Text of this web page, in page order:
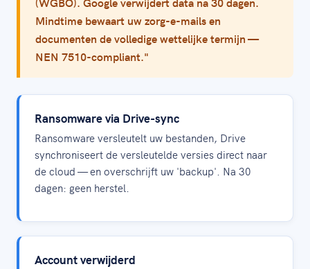
Mindtime bewaart uw zorg-e-mails en
documenten de volledige wettelijke termijn —
NEN 7510-compliant."
Ransomware via Drive-sync
Ransomware versleutelt uw bestanden, Drive
synchroniseert de versleutelde versies direct naar
de cloud — en overschrijft uw 'backup'. Na 30
dagen: geen herstel.
Account verwijderd